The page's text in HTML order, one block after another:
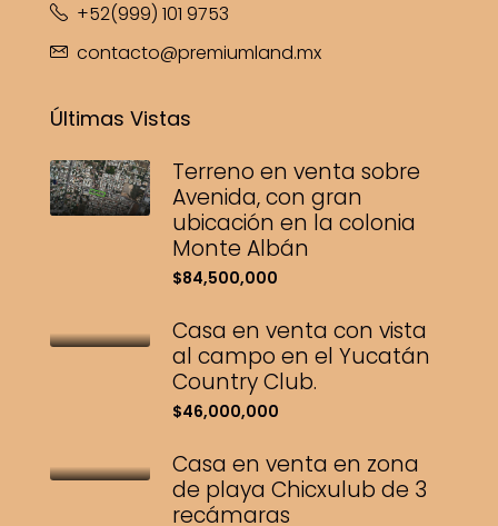
+52(999) 101 9753
contacto@premiumland.mx
Últimas Vistas
Terreno en venta sobre
Avenida, con gran
ubicación en la colonia
Monte Albán
$84,500,000
Casa en venta con vista
al campo en el Yucatán
Country Club.
$46,000,000
Casa en venta en zona
de playa Chicxulub de 3
recámaras